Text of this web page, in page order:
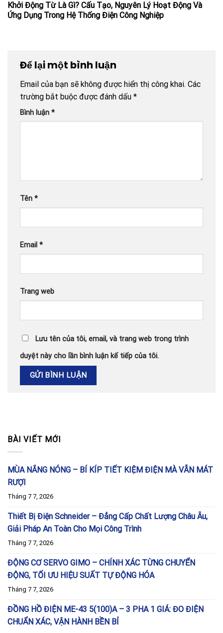
Khởi Động Từ Là Gì? Cấu Tạo, Nguyên Lý Hoạt Động Và
Ứng Dụng Trong Hệ Thống Điện Công Nghiệp
Để lại một bình luận
Email của bạn sẽ không được hiển thị công khai. Các
trường bắt buộc được đánh dấu *
Bình luận *
Tên *
Email *
Trang web
Lưu tên của tôi, email, và trang web trong trình
duyệt này cho lần bình luận kế tiếp của tôi.
BÀI VIẾT MỚI
MÙA NẮNG NÓNG – BÍ KÍP TIẾT KIỆM ĐIỆN MÀ VẪN MÁT
RƯỢI
Tháng 7 7, 2026
Thiết Bị Điện Schneider – Đẳng Cấp Chất Lượng Châu Âu,
Giải Pháp An Toàn Cho Mọi Công Trình
Tháng 7 7, 2026
ĐỘNG CƠ SERVO GIMO – CHÍNH XÁC TỪNG CHUYỂN
ĐỘNG, TỐI ƯU HIỆU SUẤT TỰ ĐỘNG HÓA
Tháng 7 7, 2026
ĐỒNG HỒ ĐIỆN ME-43 5(100)A – 3 PHA 1 GIÁ: ĐO ĐIỆN
CHUẨN XÁC, VẬN HÀNH BỀN BỈ